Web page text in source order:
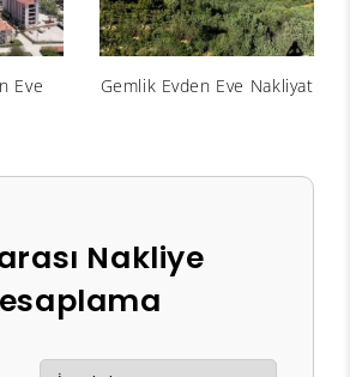
Eve
Gemlik Evden Eve Nakliyat
Nakliye